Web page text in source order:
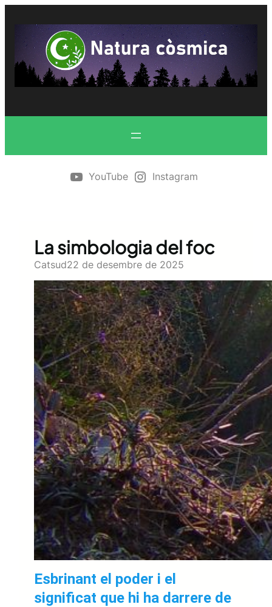
contingut
YouTube Instagram
La simbologia del foc
Catsud22 de desembre de 2025
Esbrinant el poder i el
significat que hi ha darrere de